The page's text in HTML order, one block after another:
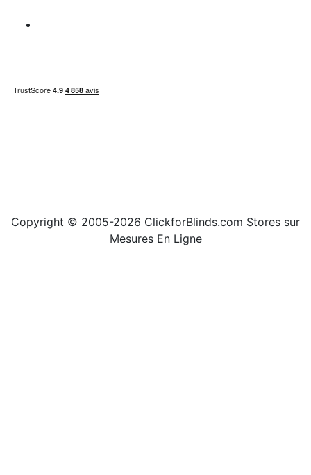
Copyright © 2005-2026 ClickforBlinds.com Stores sur
Mesures En Ligne